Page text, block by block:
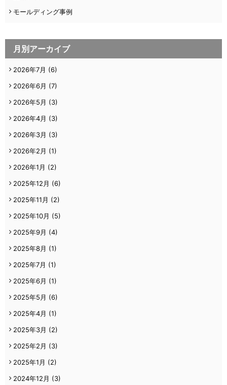
モールディング事例
月別アーカイブ
2026年7月 (6)
2026年6月 (7)
2026年5月 (3)
2026年4月 (3)
2026年3月 (3)
2026年2月 (1)
2026年1月 (2)
2025年12月 (6)
2025年11月 (2)
2025年10月 (5)
2025年9月 (4)
2025年8月 (1)
2025年7月 (1)
2025年6月 (1)
2025年5月 (6)
2025年4月 (1)
2025年3月 (2)
2025年2月 (3)
2025年1月 (2)
2024年12月 (3)